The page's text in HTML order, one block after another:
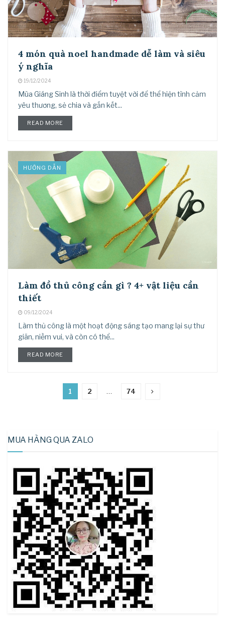
4 món quà noel handmade dễ làm và siêu
ý nghĩa
19/12/2024
Mùa Giáng Sinh là thời điểm tuyệt vời để thể hiện tình cảm
yêu thương, sẻ chia và gắn kết...
READ MORE
HƯỚNG DẪN
Làm đồ thủ công cần gì ? 4+ vật liệu cần
thiết
09/12/2024
Làm thủ công là một hoạt động sáng tạo mang lại sự thư
giãn, niềm vui, và còn có thể...
READ MORE
1 2 … 74
MUA HÀNG QUA ZALO